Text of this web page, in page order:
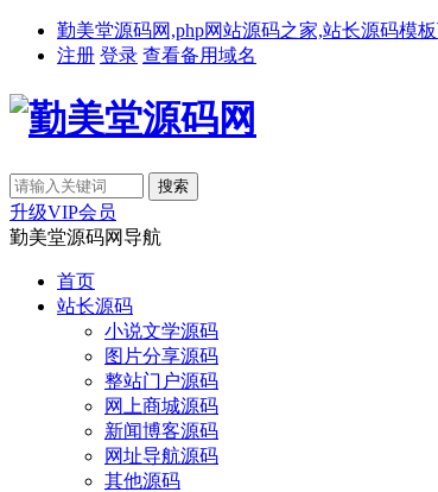
勤美堂源码网,php网站源码之家,站长源码模板
注册 登录 查看备用域名
升级VIP会员
勤美堂源码网导航
首页
站长源码
小说文学源码
图片分享源码
整站门户源码
网上商城源码
新闻博客源码
网址导航源码
其他源码